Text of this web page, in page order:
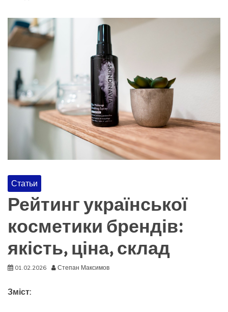
Статьи
Рейтинг української
косметики брендів:
якість, ціна, склад
01.02.2026 Степан Максимов
Зміст: